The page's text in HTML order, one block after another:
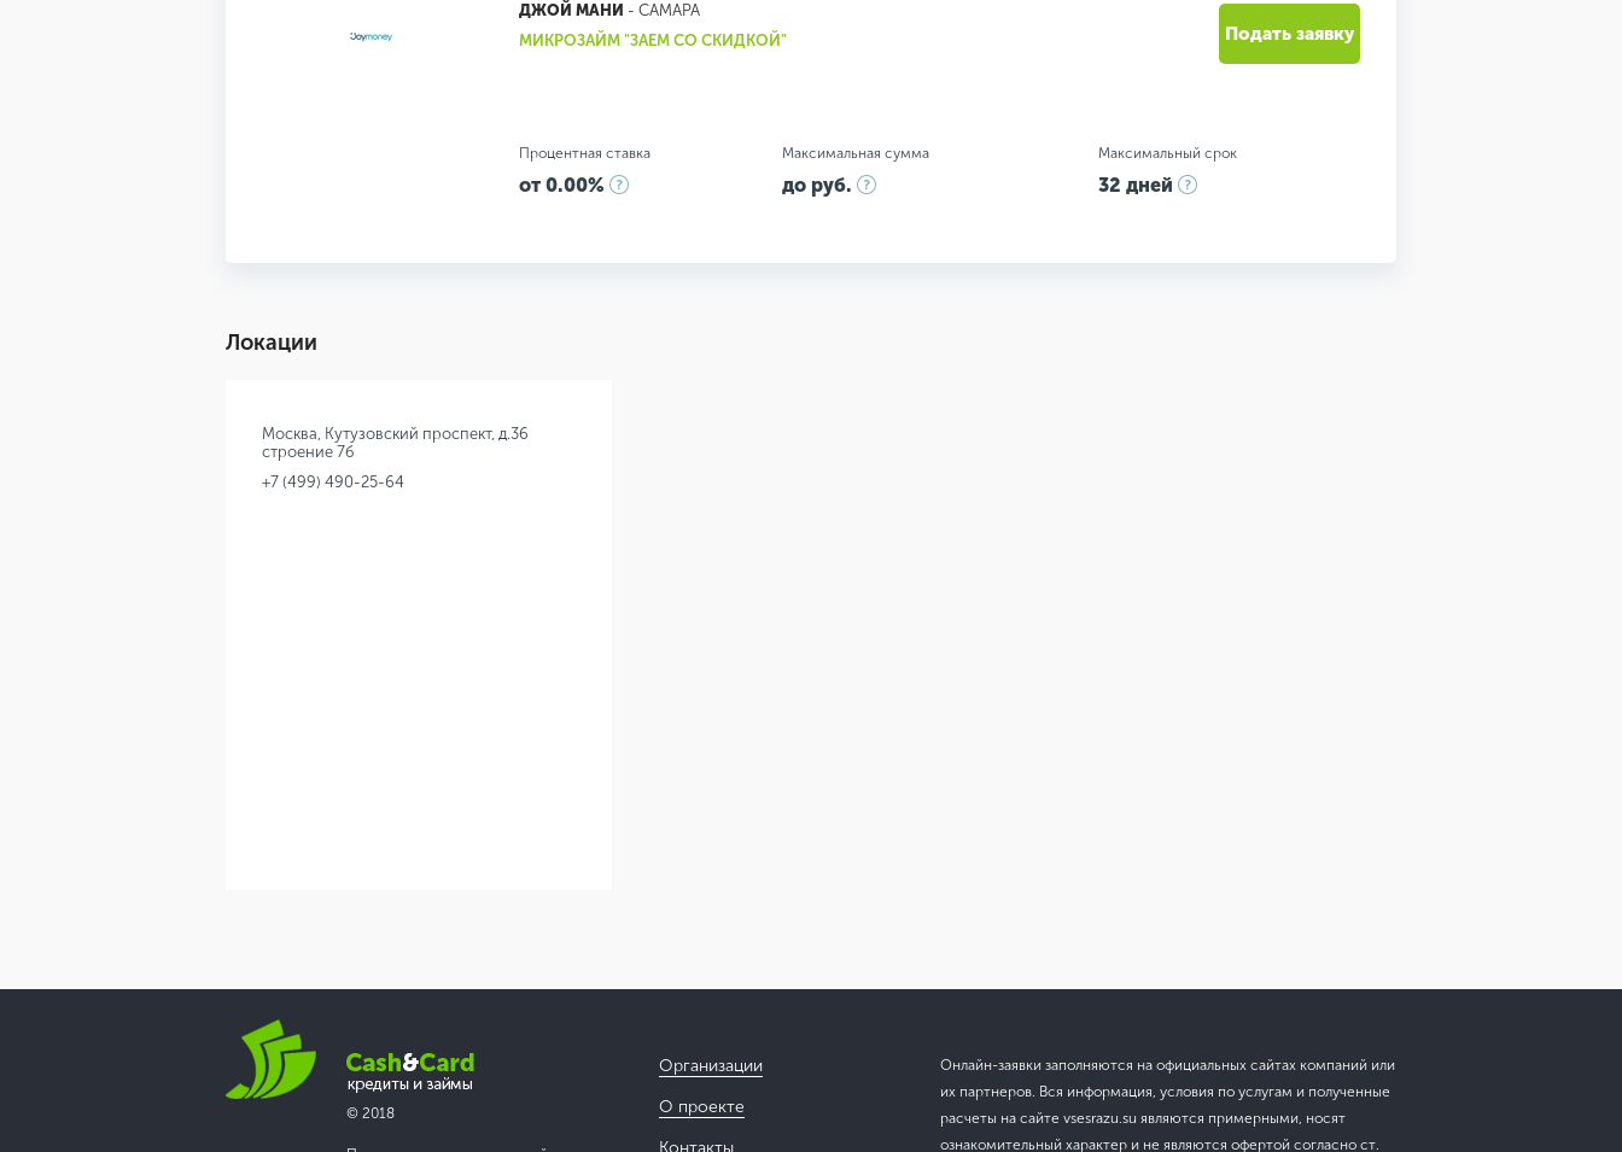
ДЖОЙ МАНИ - САМАРА
МИКРОЗАЙМ "ЗАЕМ СО СКИДКОЙ"
Процентная ставка
от 0.00%
Максимальная сумма
до руб.
Максимальный срок
32 дней
Подать заявку
Локации
Москва, Кутузовский проспект, д.36
строение 7б
+7 (499) 490-25-64
© 2018
Организации
О проекте
Контакты
Онлайн-заявки заполняются на официальных сайтах компаний или
их партнеров. Вся информация, условия по услугам и полученные
расчеты на сайте vsesrazu.su являются примерными, носят
ознакомительный характер и не являются офертой согласно ст.